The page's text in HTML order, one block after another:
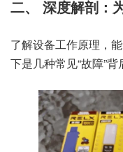
二、 深度解剖：
了解设备工作原理，
下是几种常见“故障”背